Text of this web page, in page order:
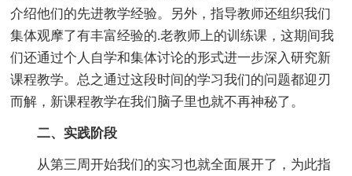
介绍他们的先进教学经验。另外，指导教师还组织我们
集体观摩了有丰富经验的.老教师上的训练课，这期间我
们还通过个人自学和集体讨论的形式进一步深入研究新
课程教学。总之通过这段时间的学习我们的问题都迎刃
而解，新课程教学在我们脑子里也就不再神秘了。
二、实践阶段
从第三周开始我们的实习也就全面展开了，为此指